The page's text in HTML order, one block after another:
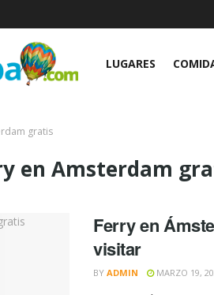
LUGARES
gratis
en Amsterdam
Ferry en
visitar
BY ADMIN MARZO 19,